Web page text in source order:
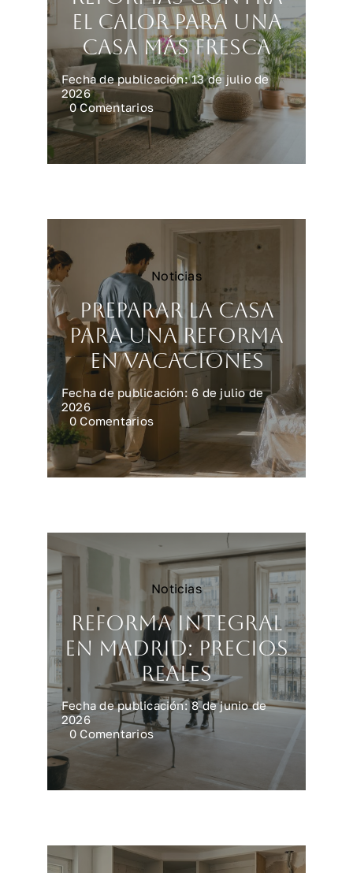
el calor para una
casa más fresca
Fecha de publicación: 13 de julio de
2026
0 Comentarioson
Reformas
contra
el
calor
más
fresca
Noticias
Preparar la casa
para una reforma
en vacaciones
Fecha de publicación: 6 de julio de
2026
0 Comentarioson
casa
para
vacaciones
Noticias
Reforma integral
en Madrid: precios
reales
Fecha de publicación: 8 de junio de
2026
0 Comentarioson
Reforma
integral
Madrid: